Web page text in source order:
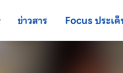
ข่าวสาร Focus ประเ